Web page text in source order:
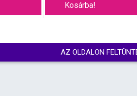
Kosárba!
AZ OLDALON